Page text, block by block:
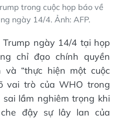
trong cuộc họp báo về
ngày 14/4. Ảnh: AFP.
ngày 14/4 tại họp
chỉ đạo chính quyền
“thực hiện một cuộc
vai trò của WHO trong
lầm nghiêm trọng khi
đậy sự lây lan của